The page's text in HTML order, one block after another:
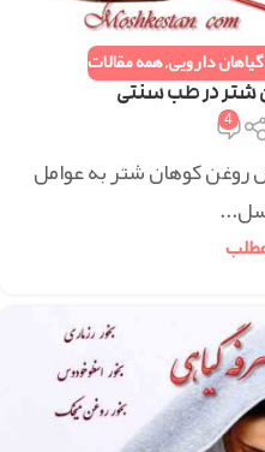
دارویی,همه مقالات
در طب سنتی
4
کوهان شتر به عوامل
سل...